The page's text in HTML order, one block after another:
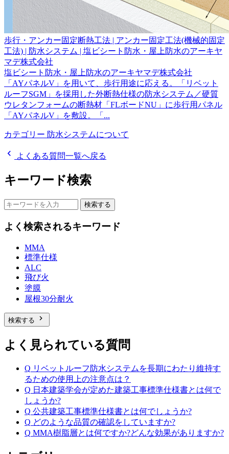
歩行・アンカー固定断熱工法 | アンカー固定工法(機械的固定
工法) | 防水システム | 塩ビシート防水・屋上防水のアーキヤ
マデ株式会社
塩ビシート防水・屋上防水のアーキヤマデ株式会社
「AYパネルV」を用いて、歩行用途に応える。「リベット
ルーフSGM」を採用した外断熱仕様の防水システム／硬質
ウレタンフォームの断熱材「FLボードNU」に歩行用パネル
「AYパネルV」を敷設。「...
カテゴリー 防水システムについて
chevron_left よくある質問一覧へ戻る
キーワード検索
検索する
よく検索されるキーワード
MMA
標準仕様
ALC
飛び火
塗膜
屋根30分耐火
検索する chevron_right
よく見られている質問
Q リベットルーフ防水システムを長期にわたり維持す
るための使用上の注意点は？
Q 日本建築学会が定めた建築工事標準仕様書とは何で
しょうか?
Q 公共建築工事標準仕様書とは何でしょうか?
Q どのような品質の確認をしていますか?
Q MMA樹脂層とは何ですか?どんな効果がありますか?